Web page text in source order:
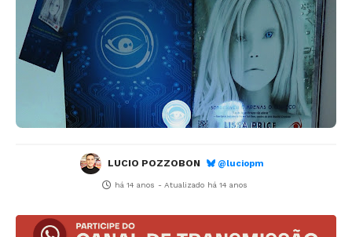
LUCIO POZZOBON @luciopm
há 14 anos - Atualizado há 14 anos